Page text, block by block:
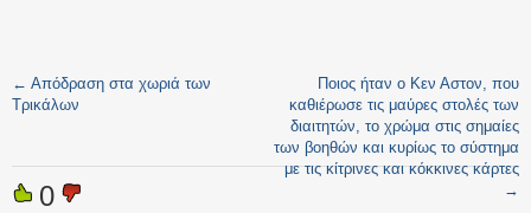
← Απόδραση στα χωριά των
Τρικάλων
Ποιος ήταν ο Κεν Αστον, που
καθιέρωσε τις μαύρες στολές των
διαιτητών, το χρώμα στις σημαίες
των βοηθών και κυρίως το σύστημα
με τις κίτρινες και κόκκινες κάρτες
→
0